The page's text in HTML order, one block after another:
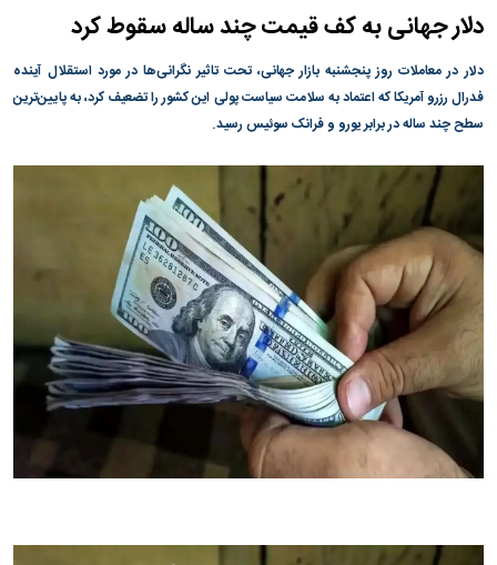
دلار جهانی به کف قیمت چند ساله سقوط کرد
دلار در معاملات روز پنجشنبه بازار جهانی، تحت تاثیر نگرانی‌ها در مورد استقلال آینده
فدرال رزرو آمریکا که اعتماد به سلامت سیاست پولی این کشور را تضعیف کرد، به پایین‌ترین
سطح چند ساله در برابر یورو و فرانک سوئیس رسید.